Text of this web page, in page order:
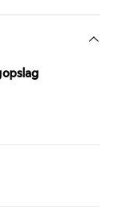
met de
efficiënte